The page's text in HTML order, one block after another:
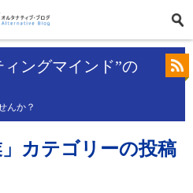
ングマインド”の
んか？
」カテゴリーの投稿